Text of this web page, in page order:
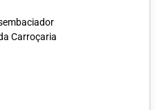
Carroçaria